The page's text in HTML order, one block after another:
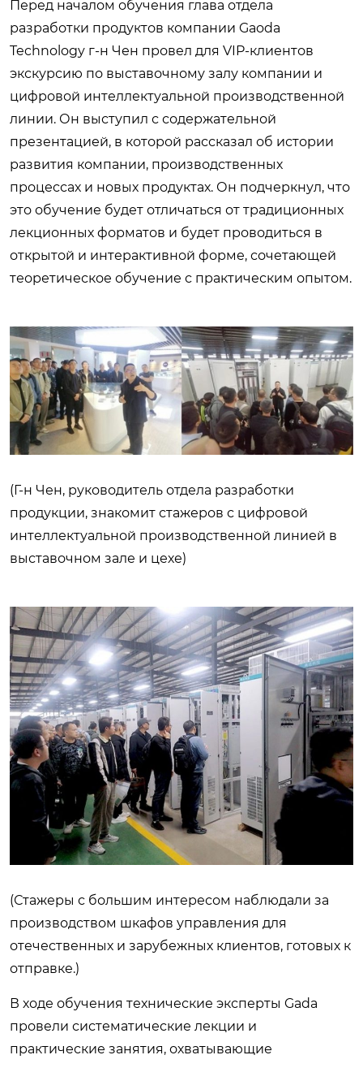
Перед началом обучения глава отдела
разработки продуктов компании Gaoda
Technology г-н Чен провел для VIP-клиентов
экскурсию по выставочному залу компании и
цифровой интеллектуальной производственной
линии. Он выступил с содержательной
презентацией, в которой рассказал об истории
развития компании, производственных
процессах и новых продуктах. Он подчеркнул, что
это обучение будет отличаться от традиционных
лекционных форматов и будет проводиться в
открытой и интерактивной форме, сочетающей
теоретическое обучение с практическим опытом.
(Г-н Чен, руководитель отдела разработки
продукции, знакомит стажеров с цифровой
интеллектуальной производственной линией в
выставочном зале и цехе)
(Стажеры с большим интересом наблюдали за
производством шкафов управления для
отечественных и зарубежных клиентов, готовых к
отправке.)
В ходе обучения технические эксперты Gada
провели систематические лекции и
практические занятия, охватывающие